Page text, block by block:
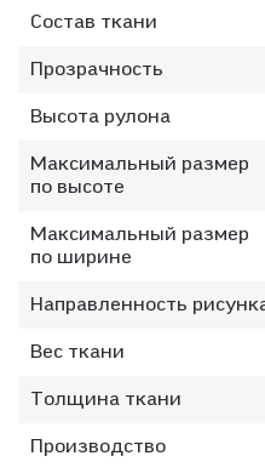
Состав ткани
Прозрачность
Высота рулона
Максимальный размер
по высоте
Максимальный размер
по ширине
Направленность
Вес ткани
Толщина ткани
Производство